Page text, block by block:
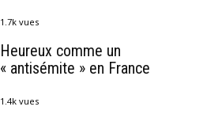
1.7k vues
Heureux comme un
« antisémite » en France
1.4k vues